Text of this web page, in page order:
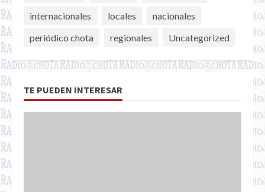
internacionales
locales
nacionales
periódico chota
regionales Uncategorized
TE PUEDEN INTERESAR